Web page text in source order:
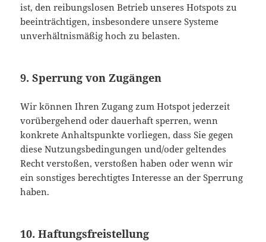
ist, den reibungslosen Betrieb unseres Hotspots zu
beeinträchtigen, insbesondere unsere Systeme
unverhältnismäßig hoch zu belasten.
9. Sperrung von Zugängen
Wir können Ihren Zugang zum Hotspot jederzeit
vorübergehend oder dauerhaft sperren, wenn
konkrete Anhaltspunkte vorliegen, dass Sie gegen
diese Nutzungsbedingungen und/oder geltendes
Recht verstoßen, verstoßen haben oder wenn wir
ein sonstiges berechtigtes Interesse an der Sperrung
haben.
10. Haftungsfreistellung